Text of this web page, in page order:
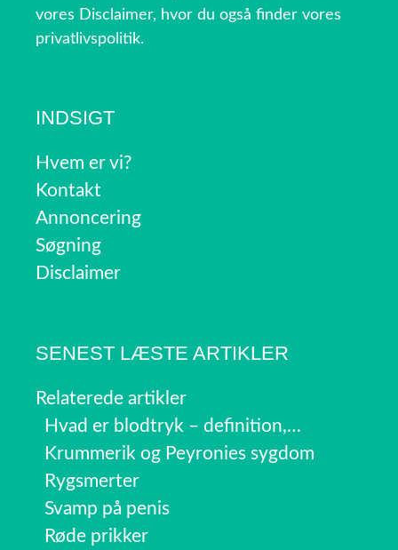
vores Disclaimer, hvor du også finder vores
privatlivspolitik.
INDSIGT
Hvem er vi?
Kontakt
Annoncering
Søgning
Disclaimer
SENEST LÆSTE ARTIKLER
Relaterede artikler
Hvad er blodtryk – definition,…
Krummerik og Peyronies sygdom
Rygsmerter
Svamp på penis
Røde prikker